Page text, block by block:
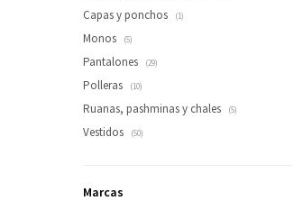
Capas y ponchos (1)
Monos (5)
Pantalones (29)
Polleras (10)
Ruanas, pashminas y chales (5)
Vestidos (50)
Marcas